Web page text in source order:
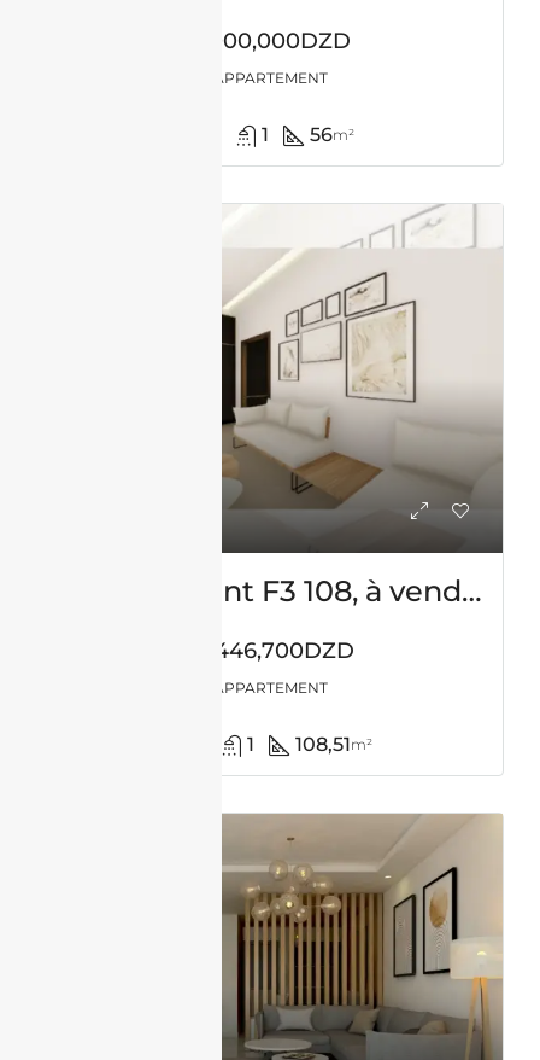
9,000,000DZD
APPARTEMENT
1 56m²
Appartement F3 108, à vendre – Maraval – Oran avec suite parentale
18,446,700DZD
APPARTEMENT
1 108,51m²